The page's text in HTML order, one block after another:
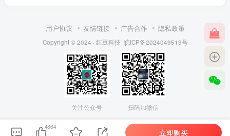
用户协议 友情链接 广告合作 隐私政策
Copyright © 2024 · 红豆科技 皖ICP备2024049519号
关注公众号 扫码加微信
4864
立即购买